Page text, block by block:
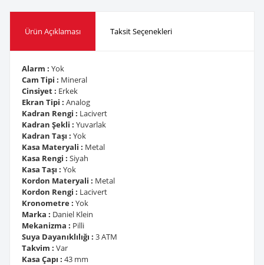
Ürün Açıklaması Taksit Seçenekleri
Alarm : Yok
Cam Tipi : Mineral
Cinsiyet : Erkek
Ekran Tipi : Analog
Kadran Rengi : Lacivert
Kadran Şekli : Yuvarlak
Kadran Taşı : Yok
Kasa Materyali : Metal
Kasa Rengi : Siyah
Kasa Taşı : Yok
Kordon Materyali : Metal
Kordon Rengi : Lacivert
Kronometre : Yok
Marka : Daniel Klein
Mekanizma : Pilli
Suya Dayanıklılığı : 3 ATM
Takvim : Var
Kasa Çapı : 43 mm